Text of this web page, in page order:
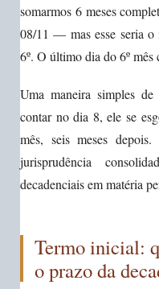
somarmos 6 meses
08/11 — mas esse seria
6º. O último dia do 6º
Uma maneira simples
contar no dia 8, ele se
mês, seis meses
jurisprudência
decadenciais em matéria
Termo inicial:
o prazo da